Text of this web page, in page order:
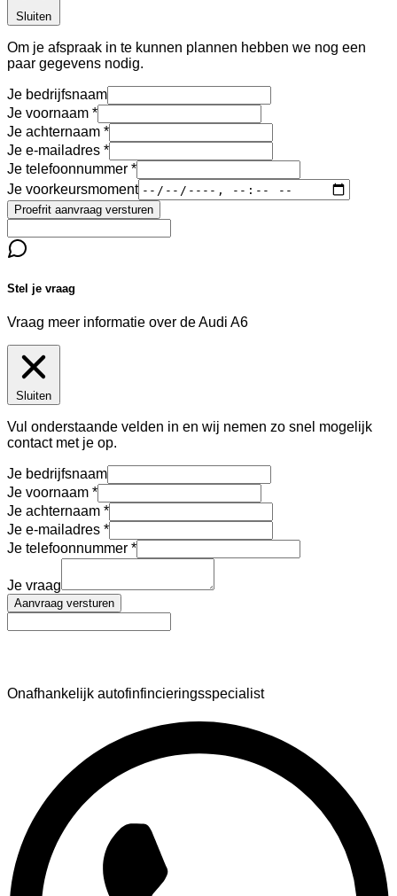
Sluiten
Om je afspraak in te kunnen plannen hebben we nog een
paar gegevens nodig.
Je bedrijfsnaam
Je voornaam
Je achternaam
Je e-mailadres
Je telefoonnummer
Je voorkeursmoment
Proefrit aanvraag versturen
Stel je vraag
Vraag meer informatie over deAudi A6
Sluiten
Vul onderstaande velden in en wij nemen zo snel mogelijk
contact met je op.
Je bedrijfsnaam
Je voornaam
Je achternaam
Je e-mailadres
Je telefoonnummer
Je vraag
Aanvraag versturen
Onafhankelijk autofinfincieringsspecialist